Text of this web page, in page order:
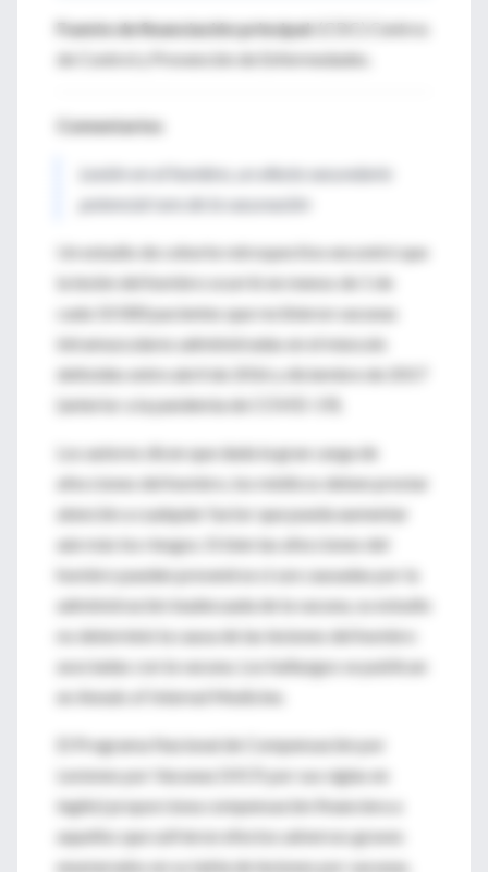
Fuente de financiación principal:
(CDC) Centros
de Control y Prevención de Enfermedades.
Comentarios
Lesión en el hombro, un efecto secundario
potencial raro de la vacunación
Un estudio de cohorte retrospectivo encontró que
la lesión del hombro ocurrió en menos de 1 de
cada 10 000 pacientes que recibieron vacunas
intramusculares administradas en el músculo
deltoides entre abril de 2016 y diciembre de 2017
(anterior a la pandemia de COVID-19).
Los autores dicen que dada la gran carga de
afecciones del hombro, los médicos deben prestar
atención a cualquier factor que pueda aumentar
aún más los riesgos. Si bien las afecciones del
hombro pueden prevenirse si son causadas por la
administración inadecuada de la vacuna, su estudio
no determinó la causa de las lesiones del hombro
asociadas con la vacuna. Los hallazgos se publican
en Annals of Internal Medicine.
El Programa Nacional de Compensación por
Lesiones por Vacunas (VICP, por sus siglas en
inglés) proporciona compensación financiera a
aquellos que sufrieron efectos adversos graves
enumerados en su tabla de lesiones por vacunas.